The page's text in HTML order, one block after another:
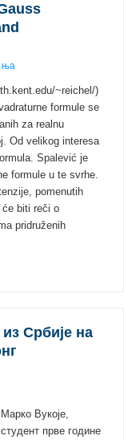
~reichel/)
formule se
za realnu
Od velikog interesa
Spalević je
formule u te svrhe.
pomenutih
će biti reči o
pridruženih
Србије на
Марко Вукоје,
студент прве године